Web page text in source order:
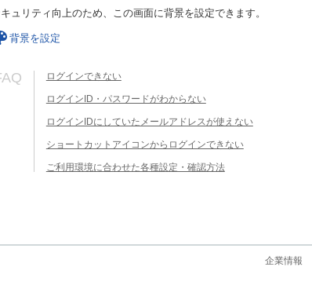
ュリティ向上のため、この画面に背景を設定できます。
背景を設定
ログインできない
ログインID・パスワードがわからない
ログインIDにしていたメールアドレスが使えない
ショートカットアイコンからログインできない
ご利用環境に合わせた各種設定・確認方法
企業情報